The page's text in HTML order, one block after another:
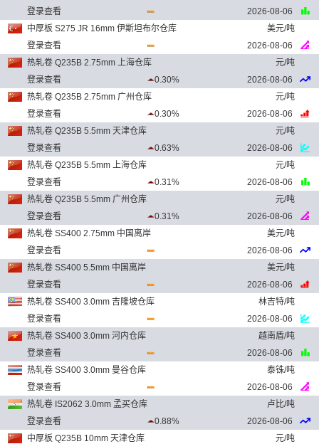
登录查看
2026-08-06
中厚板 S275 JR 16mm 伊斯坦布尔仓库
美元/吨
登录查看
2026-08-06
热轧卷 Q235B 2.75mm 上海仓库
元/吨
登录查看
0.30%
2026-08-06
热轧卷 Q235B 2.75mm 广州仓库
元/吨
登录查看
0.30%
2026-08-06
热轧卷 Q235B 5.5mm 天津仓库
元/吨
登录查看
0.63%
2026-08-06
热轧卷 Q235B 5.5mm 上海仓库
元/吨
登录查看
0.31%
2026-08-06
热轧卷 Q235B 5.5mm 广州仓库
元/吨
登录查看
0.31%
2026-08-06
热轧卷 SS400 2.75mm 中国离岸
美元/吨
登录查看
2026-08-06
热轧卷 SS400 5.5mm 中国离岸
美元/吨
登录查看
2026-08-06
热轧卷 SS400 3.0mm 吉隆坡仓库
林吉特/吨
登录查看
2026-08-06
热轧卷 SS400 3.0mm 河内仓库
越南盾/吨
登录查看
2026-08-06
热轧卷 SS400 3.0mm 曼谷仓库
泰铢/吨
登录查看
2026-08-06
热轧卷 IS2062 3.0mm 孟买仓库
卢比/吨
登录查看
0.88%
2026-08-06
中厚板 Q235B 10mm 天津仓库
元/吨